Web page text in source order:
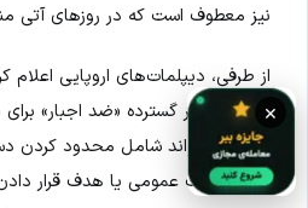
نیز معطوف است که در روزهای آتی
از طرفی، دیپلمات‌های اروپایی اعلام
بررسی تدابیر گسترده «ضد اجبار» برای
تدابیر می‌تواند شامل محدود کردن
به مناقصات عمومی یا هدف قرار
×